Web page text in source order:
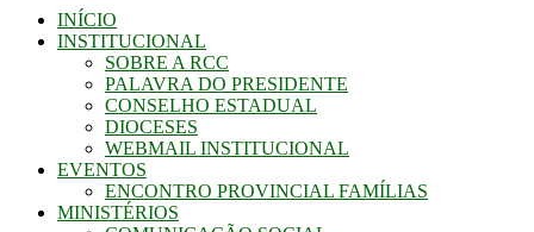
INÍCIO
INSTITUCIONAL
SOBRE A RCC
PALAVRA DO PRESIDENTE
CONSELHO ESTADUAL
DIOCESES
WEBMAIL INSTITUCIONAL
EVENTOS
ENCONTRO PROVINCIAL FAMÍLIAS
MINISTÉRIOS